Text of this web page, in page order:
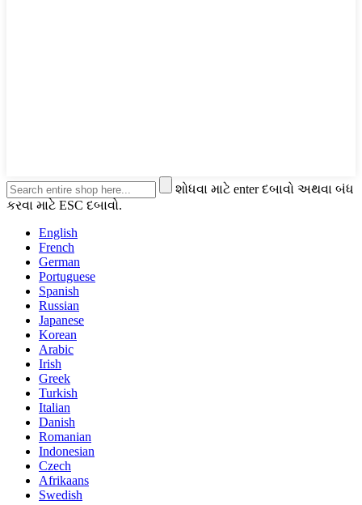
શોધવા માટે enter દબાવો અથવા બંધ
કરવા માટે ESC દબાવો.
English
French
German
Portuguese
Spanish
Russian
Japanese
Korean
Arabic
Irish
Greek
Turkish
Italian
Danish
Romanian
Indonesian
Czech
Afrikaans
Swedish